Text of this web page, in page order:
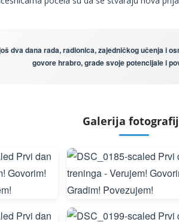
dva dana rada, radionica, zajedničkog učenja i
govore hrabro, grade svoje potencijale i
Galerija